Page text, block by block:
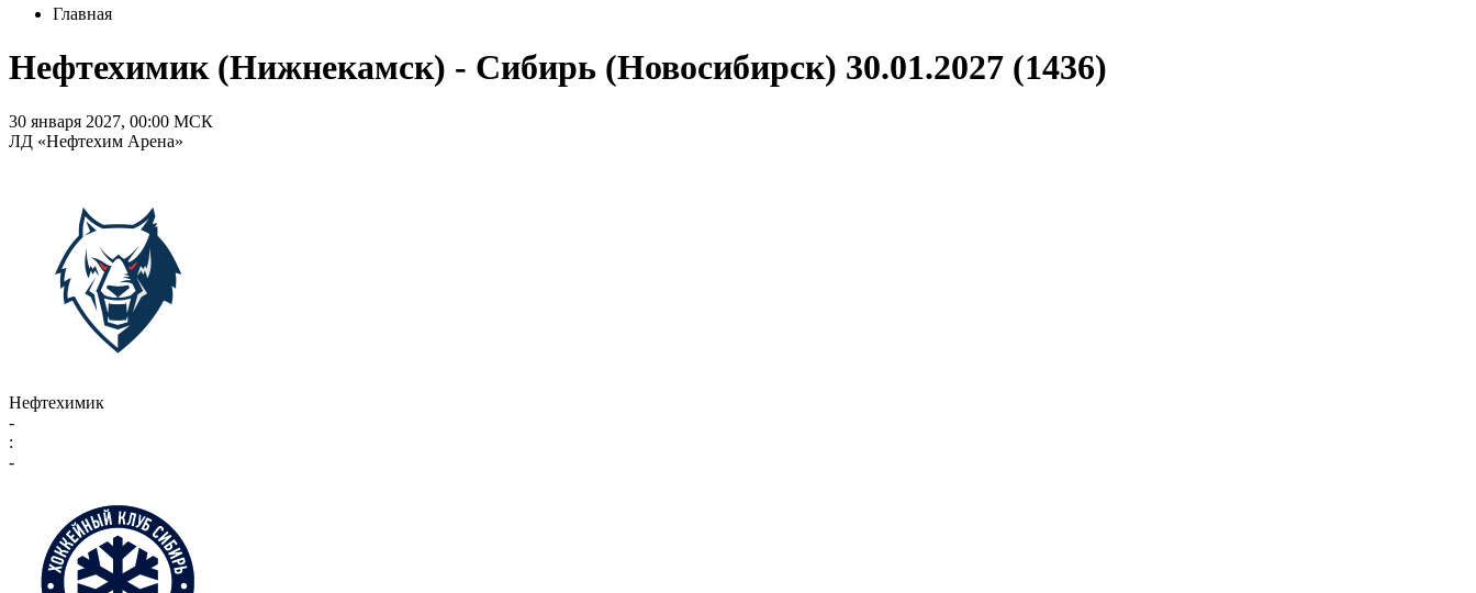
Главная
Нефтехимик (Нижнекамск) - Сибирь (Новосибирск) 30.01.2027 (1436)
30 января 2027, 00:00 МСК
ЛД «Нефтехим Арена»
Нефтехимик
-
:
-